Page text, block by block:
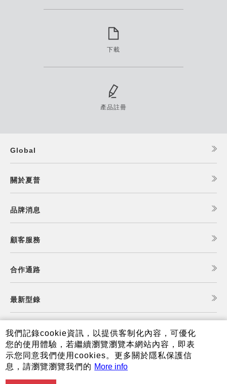
下載
產品註冊
Global
關於夏普
品牌消息
顧客服務
合作通路
最新型錄
食譜查詢
夏普可購樂線上商城
我們記錄cookie資訊，以提供客制化內容，可優化
您的使用體驗，若繼續瀏覽瀏覽本網站內容，即表
示您同意我們使用cookies。更多關於隱私保護信
息，請瀏覽瀏覽我們的 More info